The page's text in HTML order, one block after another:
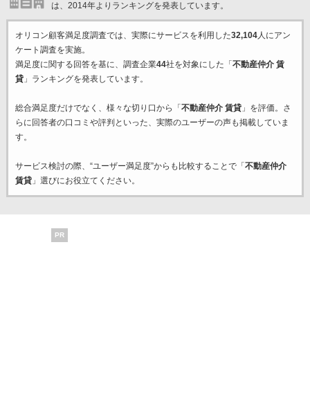
は、2014年よりランキングを発表しています。
オリコン顧客満足度調査では、実際にサービスを利用した32,104人にアン
ケート調査を実施。
満足度に関する回答を基に、調査企業44社を対象にした「 不動産仲介 賃
貸」ランキングを発表しています。
総合満足度だけでなく、様々な切り口から「 不動産仲介 賃貸」を評価。さ
らに回答者の口コミや評判といった、実際のユーザーの声も掲載していま
す。
サービス検討の際、“ユーザー満足度”からも比較することで「 不動産仲介
賃貸」選びにお役立てください。
PR